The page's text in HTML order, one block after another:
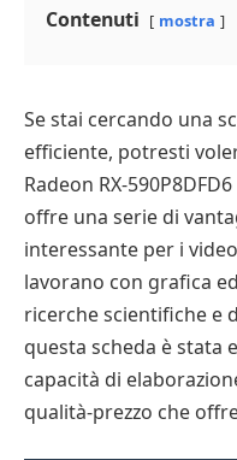
Contenuti mostra
Se stai cercando una
efficiente, potresti
Radeon RX-
offre una serie di
interessante per i
lavorano con grafica
ricerche scientifiche e
questa scheda è stata
capacità di
qualità-prezzo che